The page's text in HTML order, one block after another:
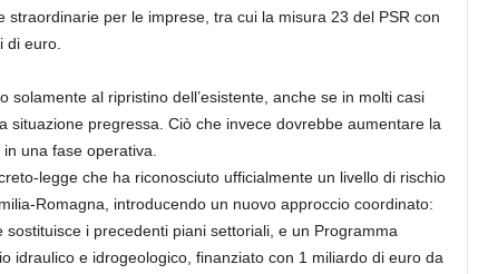
per le imprese, tra cui la misura 23 del PSR con
di euro.
solamente al ripristino dell’esistente, anche se in molti casi
situazione pregressa. Ciò che invece dovrebbe aumentare la
una fase operativa.
legge che ha riconosciuto ufficialmente un livello di rischio
Romagna, introducendo un nuovo approccio coordinato:
i precedenti piani settoriali, e un Programma
idraulico e idrogeologico, finanziato con 1 miliardo di euro da